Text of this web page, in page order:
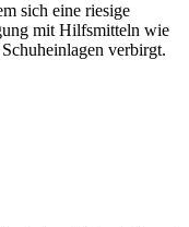
sich eine riesige
mit Hilfsmitteln wie
verbirgt.